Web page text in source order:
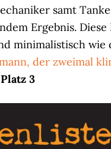
samt
Ergebnis.
minimalistisch wie
der zweimal
Platz 3